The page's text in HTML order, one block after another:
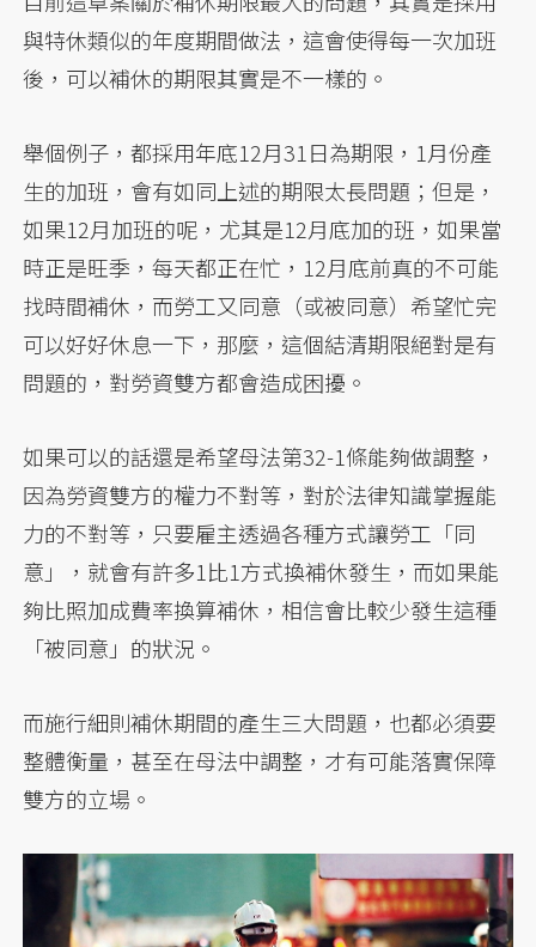
與特休類似的年度期間做法，這會使得每一次加班
後，可以補休的期限其實是不一樣的。
舉個例子，都採用年底12月31日為期限，1月份產
生的加班，會有如同上述的期限太長問題；但是，
如果12月加班的呢，尤其是12月底加的班，如果當
時正是旺季，每天都正在忙，12月底前真的不可能
找時間補休，而勞工又同意（或被同意）希望忙完
可以好好休息一下，那麼，這個結清期限絕對是有
問題的，對勞資雙方都會造成困擾。
如果可以的話還是希望母法第32-1條能夠做調整，
因為勞資雙方的權力不對等，對於法律知識掌握能
力的不對等，只要雇主透過各種方式讓勞工「同
意」，就會有許多1比1方式換補休發生，而如果能
夠比照加成費率換算補休，相信會比較少發生這種
「被同意」的狀況。
而施行細則補休期間的產生三大問題，也都必須要
整體衡量，甚至在母法中調整，才有可能落實保障
雙方的立場。